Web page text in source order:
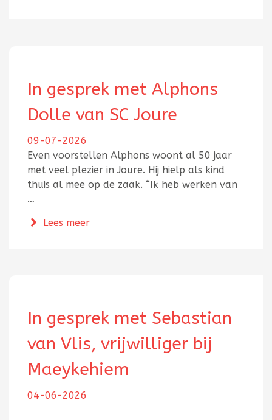
In gesprek met Alphons
Dolle van SC Joure
09-07-2026
Even voorstellen Alphons woont al 50 jaar
met veel plezier in Joure. Hij hielp als kind
thuis al mee op de zaak. “Ik heb werken van
…
Lees meerover In gesprek met Alphons Dolle
In gesprek met Sebastian
van Vlis, vrijwilliger bij
Maeykehiem
04-06-2026